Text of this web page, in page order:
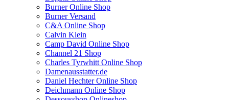
Burner Online Shop
Burner Versand
C&A Online Shop
Calvin Klein
Camp David Online Shop
Channel 21 Shop
Charles Tyrwhitt Online Shop
Damenausstatter.de
Daniel Hechter Online Shop
Deichmann Online Shop